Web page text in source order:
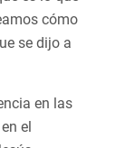
cómo
se dijo a
en las
el